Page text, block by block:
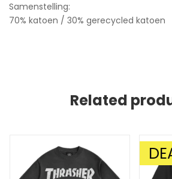
Samenstelling:
70% katoen / 30% gerecycled katoen
Related